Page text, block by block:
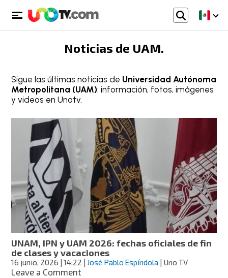
Noticias de UAM.
Sigue las últimas noticias de Universidad Autónoma
Metropolitana (UAM): información, fotos, imágenes
y videos en Unotv.
UNAM, IPN y UAM 2026: fechas oficiales de fin
de clases y vacaciones
16 junio, 2026 | 14:22 | José Pablo Espíndola | Uno TV
Leave a Commenton